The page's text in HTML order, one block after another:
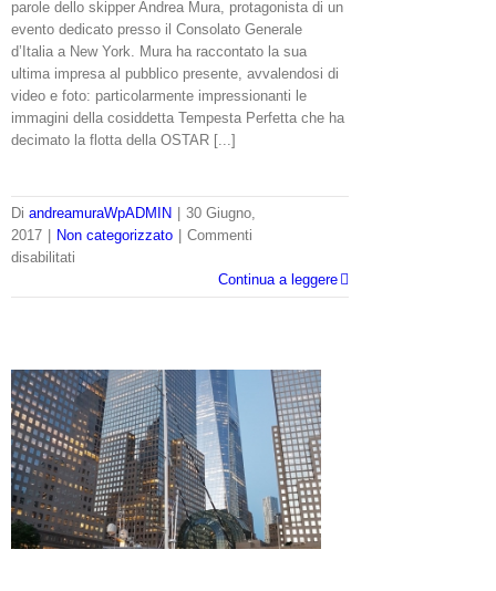
parole dello skipper Andrea Mura, protagonista di un
evento dedicato presso il Consolato Generale
d’Italia a New York. Mura ha raccontato la sua
ultima impresa al pubblico presente, avvalendosi di
video e foto: particolarmente impressionanti le
immagini della cosiddetta Tempesta Perfetta che ha
decimato la flotta della OSTAR [...]
Di andreamuraWpADMIN
30 Giugno,
2017
Non categorizzato
Commenti
disabilitati
Mura
Generale
d’Italia
a
New
York
Continua a leggere